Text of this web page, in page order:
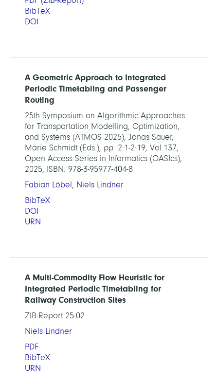
BibTeX
DOI
A Geometric Approach to Integrated
Periodic Timetabling and Passenger
Routing
25th Symposium on Algorithmic Approaches
for Transportation Modelling, Optimization,
and Systems (ATMOS 2025), Jonas Sauer,
Marie Schmidt (Eds.), pp. 2:1-2:19, Vol.137,
Open Access Series in Informatics (OASIcs),
2025, ISBN: 978-3-95977-404-8
Fabian Löbel, Niels Lindner
BibTeX
DOI
URN
A Multi-Commodity Flow Heuristic for
Integrated Periodic Timetabling for
Railway Construction Sites
ZIB-Report 25-02
Niels Lindner
PDF
BibTeX
URN